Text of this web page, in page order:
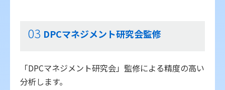
03 DPCマネジメント研究会監修
「DPCマネジメント研究会」監修による精度の高い
分析します。